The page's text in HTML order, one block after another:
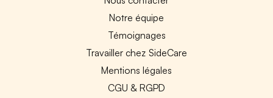
Notre équipe
Témoignages
Travailler chez SideCare
Mentions légales
CGU & RGPD